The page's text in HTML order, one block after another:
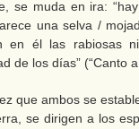
se muda en ira:
una selva /
en él las rabiosas
de los días” (“Canto
que ambos se
se dirigen a los